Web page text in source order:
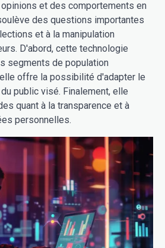
et des comportements en
des questions importantes
et à la manipulation
D'abord, cette technologie
segments de population
offre la possibilité d'adapter le
public visé. Finalement, elle
quant à la transparence et à
personnelles.